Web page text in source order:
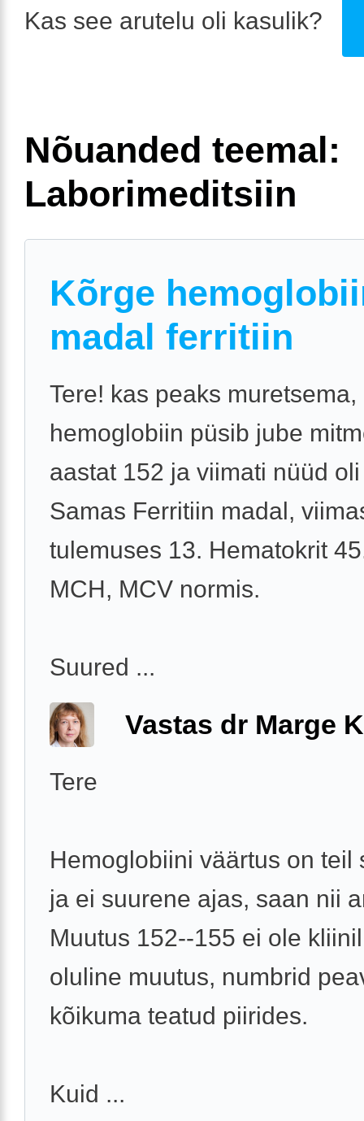
Kas see arutelu oli kasulik?
Nõuanded teemal:
Laborimeditsiin
Kõrge
madal ferritiin
Tere! kas peaks muretsema,
hemoglobiin püsib jube
aastat 152 ja viimati nüüd
Samas Ferritiin madal,
tulemuses 13. Hematokrit
MCH, MCV normis.
Suured ...
Vastas dr Marge
Tere
Hemoglobiini väärtus on teil
ja ei suurene ajas, saan nii
Muutus 152--155 ei ole
oluline muutus, numbrid
kõikuma teatud piirides.
Kuid ...